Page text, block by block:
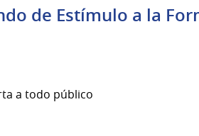
de Estímulo a la
a todo público